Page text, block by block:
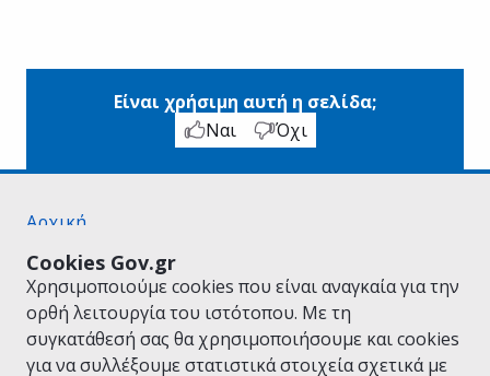
Cookies Gov.gr
Χρησιμοποιούμε cookies που είναι αναγκαία για την
ορθή λειτουργία του ιστότοπου. Με τη
συγκατάθεσή σας θα χρησιμοποιήσουμε και cookies
για να συλλέξουμε στατιστικά στοιχεία σχετικά με
Είναι χρήσιμη αυτή η σελίδα;
Ναι
Όχι
Αρχική
Όροι Χρήσης
Πολιτική Απορρήτου
Δήλωση προσβασιμότητας
Πολιτική cookies